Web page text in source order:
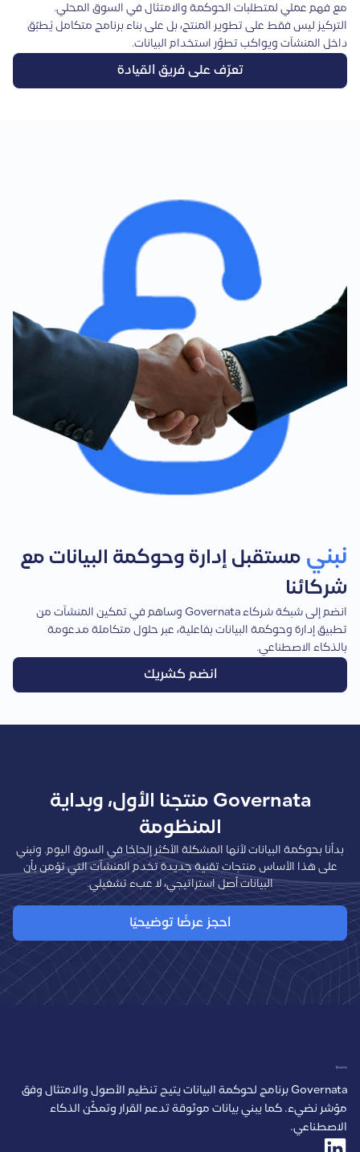
مع فهم عملي لمتطلبات الحوكمة والامتثال في السوق المحلي.
التركيز ليس فقط على تطوير المنتج، بل على بناء برنامج متكامل يُطبّق
داخل المنشآت ويواكب تطوّر استخدام البيانات.
تعرّف على فريق القيادة
نبني مستقبل إدارة وحوكمة البيانات مع
شركائنا
انضم إلى شبكة شركاء Governata وساهم في تمكين المنشآت من
تطبيق إدارة وحوكمة البيانات بفاعلية، عبر حلول متكاملة مدعومة
بالذكاء الاصطناعي.
انضم كشريك
Governata منتجنا الأول، وبداية
المنظومة
بدأنا بحوكمة البيانات لأنها المشكلة الأكثر إلحاحًا في السوق اليوم. ونبني
على هذا الأساس منتجات تقنية جديدة تخدم المنشآت التي تؤمن بأن
البيانات أصل استراتيجي، لا عبء تشغيلي.
احجز عرضًا توضيحيًا
Governata برنامج لحوكمة البيانات يتيح تنظيم الأصول والامتثال وفق
مؤشر نضيء. كما يبني بيانات موثوقة تدعم القرار وتمكّن الذكاء
الاصطناعي.